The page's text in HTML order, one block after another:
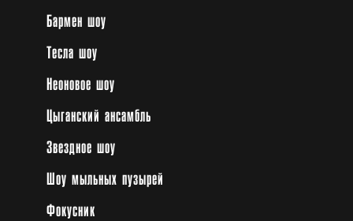
Бармен шоу
Тесла шоу
Неоновое шоу
Цыганский ансамбль
Звездное шоу
Шоу мыльных пузырей
Фокусник